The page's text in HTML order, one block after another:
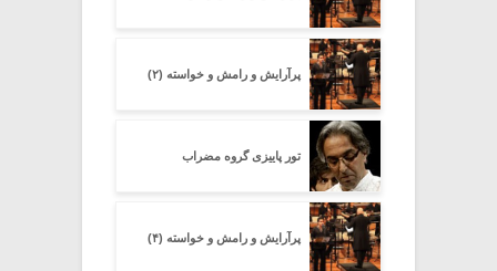
پرآرایش و رامش و خواسته (۲)
تور پاییزی گروه مضراب
پرآرایش و رامش و خواسته (۴)